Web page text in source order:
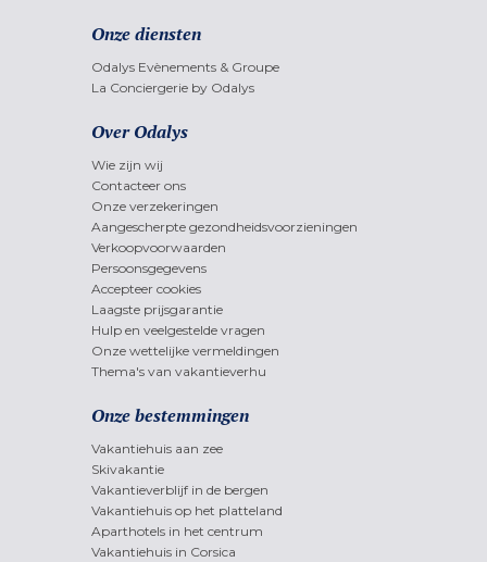
Onze diensten
Odalys Evènements & Groupe
La Conciergerie by Odalys
Over Odalys
Wie zijn wij
Contacteer ons
Onze verzekeringen
Aangescherpte gezondheidsvoorzieningen
Verkoopvoorwaarden
Persoonsgegevens
Accepteer cookies
Laagste prijsgarantie
Hulp en veelgestelde vragen
Onze wettelijke vermeldingen
Thema's van vakantieverhu
Onze bestemmingen
Vakantiehuis aan zee
Skivakantie
Vakantieverblijf in de bergen
Vakantiehuis op het platteland
Aparthotels in het centrum
Vakantiehuis in Corsica